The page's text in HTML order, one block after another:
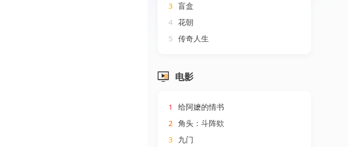
3 盲盒
4 花朝
5 传奇人生
电影
1
给阿嬷的情书
2 角头：斗阵欸
3 九门